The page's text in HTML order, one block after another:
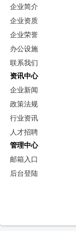
企业简介
企业资质
企业荣誉
办公设施
联系我们
资讯中心
企业新闻
政策法规
行业资讯
人才招聘
管理中心
邮箱入口
后台登陆